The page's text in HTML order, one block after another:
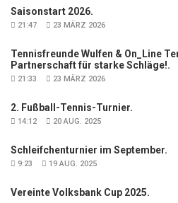
Saisonstart 2026.
21:47 23 MÄRZ 2026
Tennisfreunde Wulfen & On_Line
Partnerschaft für starke Schläge!.
21:33 23 MÄRZ 2026
2. Fußball-Tennis-Turnier.
14:12 20 AUG. 2025
Schleifchenturnier im September.
9:23 19 AUG. 2025
Vereinte Volksbank Cup 2025.